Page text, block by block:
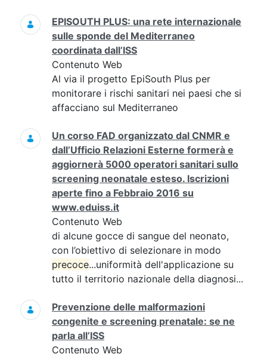
EPISOUTH PLUS: una rete internazionale
sulle sponde del Mediterraneo
coordinata dall’ISS
Contenuto Web
Al via il progetto EpiSouth Plus per
monitorare i rischi sanitari nei paesi che si
affacciano sul Mediterraneo
Un corso FAD organizzato dal CNMR e
dall’Ufficio Relazioni Esterne formerà e
aggiornerà 5000 operatori sanitari sullo
screening neonatale esteso. Iscrizioni
aperte fino a Febbraio 2016 su
www.eduiss.it
Contenuto Web
di alcune gocce di sangue del neonato,
con l’obiettivo di selezionare in modo
precoce...uniformità dell'applicazione su
tutto il territorio nazionale della diagnosi...
Prevenzione delle malformazioni
congenite e screening prenatale: se ne
parla all’ISS
Contenuto Web